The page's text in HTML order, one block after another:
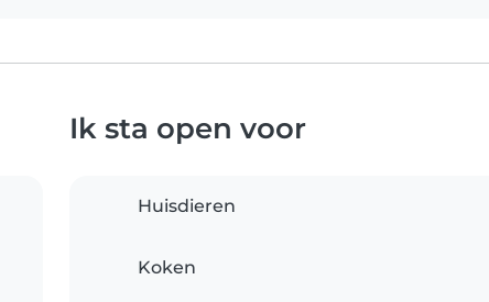
Ik sta open voor
Huisdieren
Koken